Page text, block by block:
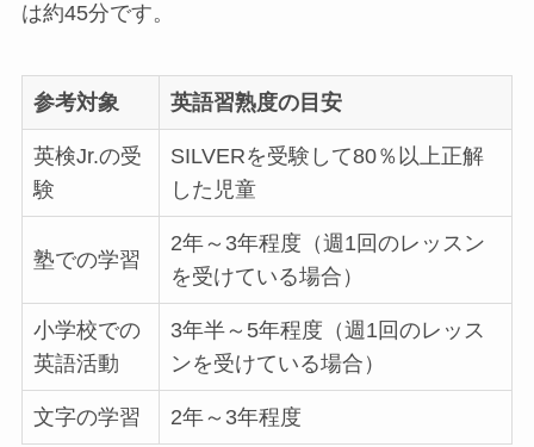
は約45分です。
参考対象 英語習熟度の目安
英検Jr.の受
験
SILVERを受験して80％以上正解
した児童
塾での学習
2年～3年程度（週1回のレッスン
を受けている場合）
小学校での
英語活動
3年半～5年程度（週1回のレッス
ンを受けている場合）
文字の学習 2年～3年程度